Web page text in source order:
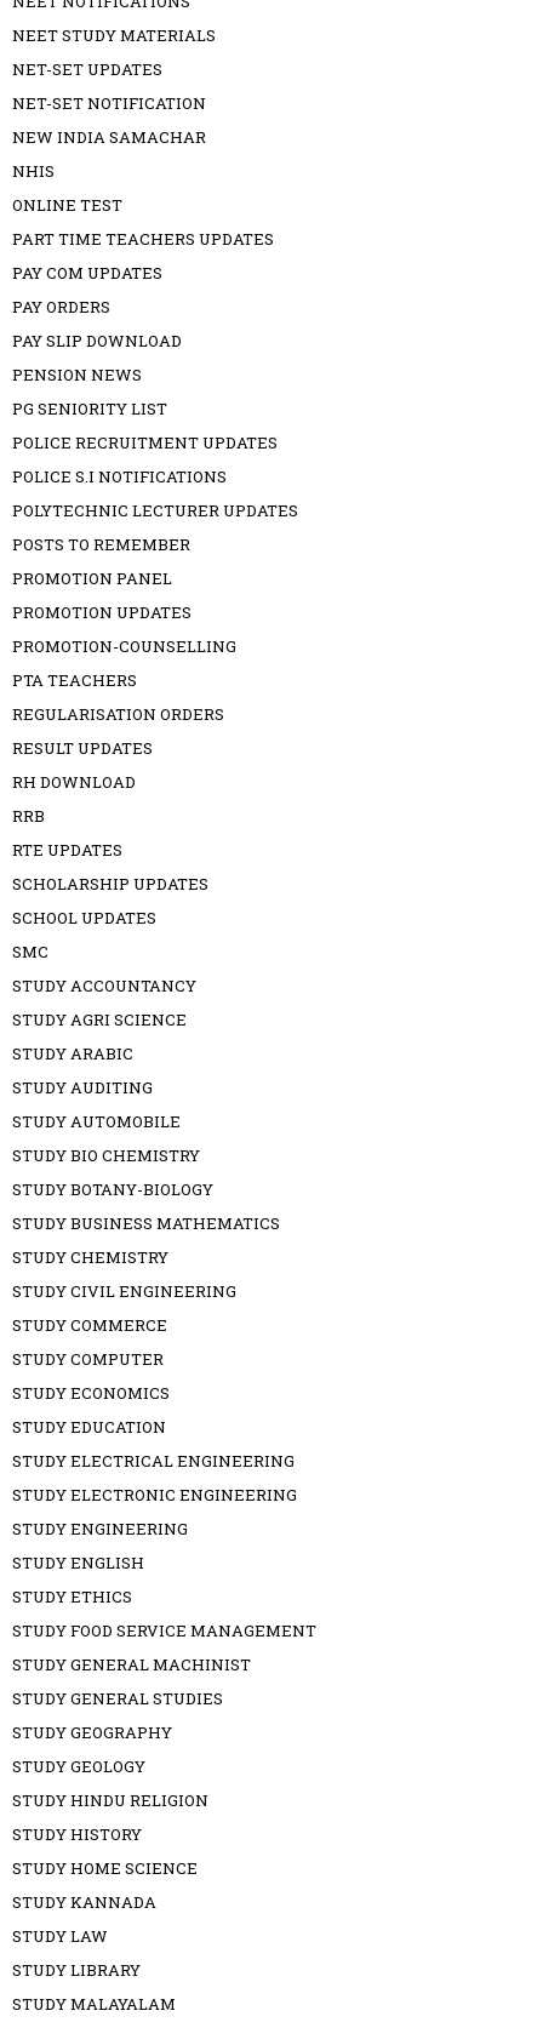
NEET STUDY MATERIALS
NET-SET UPDATES
NET-SET NOTIFICATION
NEW INDIA SAMACHAR
NHIS
ONLINE TEST
PART TIME TEACHERS UPDATES
PAY COM UPDATES
PAY ORDERS
PAY SLIP DOWNLOAD
PENSION NEWS
PG SENIORITY LIST
POLICE RECRUITMENT UPDATES
POLICE S.I NOTIFICATIONS
POLYTECHNIC LECTURER UPDATES
POSTS TO REMEMBER
PROMOTION PANEL
PROMOTION UPDATES
PROMOTION-COUNSELLING
PTA TEACHERS
REGULARISATION ORDERS
RESULT UPDATES
RH DOWNLOAD
RRB
RTE UPDATES
SCHOLARSHIP UPDATES
SCHOOL UPDATES
SMC
STUDY ACCOUNTANCY
STUDY AGRI SCIENCE
STUDY ARABIC
STUDY AUDITING
STUDY AUTOMOBILE
STUDY BIO CHEMISTRY
STUDY BOTANY-BIOLOGY
STUDY BUSINESS MATHEMATICS
STUDY CHEMISTRY
STUDY CIVIL ENGINEERING
STUDY COMMERCE
STUDY COMPUTER
STUDY ECONOMICS
STUDY EDUCATION
STUDY ELECTRICAL ENGINEERING
STUDY ELECTRONIC ENGINEERING
STUDY ENGINEERING
STUDY ENGLISH
STUDY ETHICS
STUDY FOOD SERVICE MANAGEMENT
STUDY GENERAL MACHINIST
STUDY GENERAL STUDIES
STUDY GEOGRAPHY
STUDY GEOLOGY
STUDY HINDU RELIGION
STUDY HISTORY
STUDY HOME SCIENCE
STUDY KANNADA
STUDY LAW
STUDY LIBRARY
STUDY MALAYALAM